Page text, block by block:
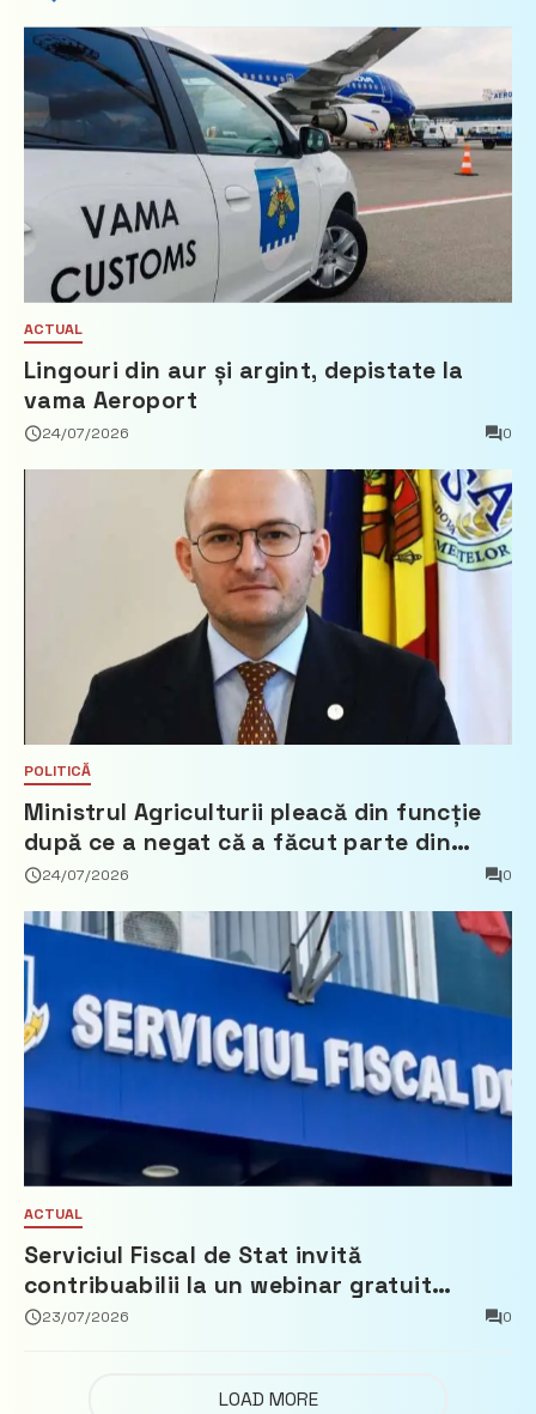
ACTUAL
Lingouri din aur și argint, depistate la
vama Aeroport
24/07/2026 0
POLITICĂ
Ministrul Agriculturii pleacă din funcție
după ce a negat că a făcut parte din
Partidul Democrat
24/07/2026 0
ACTUAL
Serviciul Fiscal de Stat invită
contribuabilii la un webinar gratuit
privind calculul impozitului pe bunurile
23/07/2026 0
LOAD MORE